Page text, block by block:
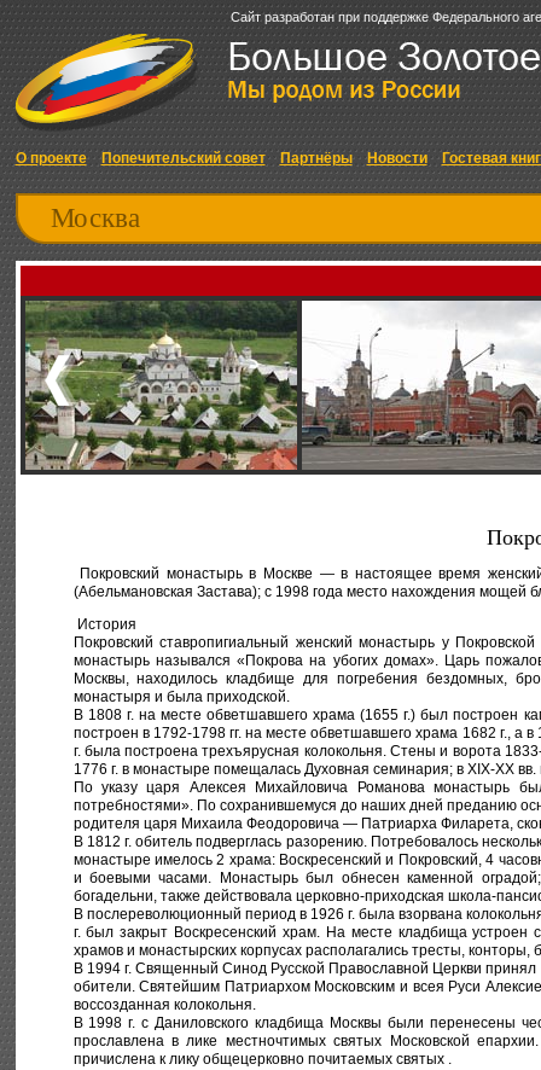
Сайт разработан при поддержке Федерального
О проекте Попечительский совет Партнёры Новости Гостевая
Москва
Покровский монастырь в Москве — в настоящее время
(Абельмановская Застава); с 1998 года место нахождения мощей
История
Покровский ставропигиальный женский монастырь у
монастырь назывался «Покрова на убогих домах». Царь
Москвы, находилось кладбище для погребения бездомных,
монастыря и была приходской.
В 1808 г. на месте обветшавшего храма (1655 г.) был построен
построен в 1792-1798 гг. на месте обветшавшего храма 1682 г., а
г. была построена трехъярусная колокольня. Стены и ворота
1776 г. в монастыре помещалась Духовная семинария; в XIX-XX
По указу царя Алексея Михайловича Романова монастырь
потребностями». По сохранившемуся до наших дней преданию
родителя царя Михаила Феодоровича — Патриарха Филарета,
В 1812 г. обитель подверглась разорению. Потребовалось
монастыре имелось 2 храма: Воскресенский и Покровский, 4
и боевыми часами. Монастырь был обнесен каменной
богадельни, также действовала церковно-приходская школа-
В послереволюционный период в 1926 г. была взорвана
г. был закрыт Воскресенский храм. На месте кладбища
храмов и монастырских корпусах располагались тресты, конторы,
В 1994 г. Священный Синод Русской Православной Церкви
обители. Святейшим Патриархом Московским и всея Руси
воссозданная колокольня.
В 1998 г. с Даниловского кладбища Москвы были перенесены
прославлена в лике местночтимых святых Московской
причислена к лику общецерковно почитаемых святых .